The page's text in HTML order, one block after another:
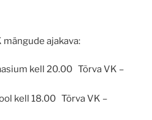
ajakava:
kell 20.00 Tõrva VK –
kell 18.00 Tõrva VK –